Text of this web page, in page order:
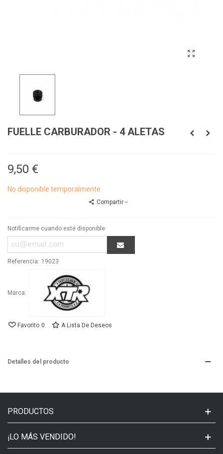
FUELLE CARBURADOR - 4 ALETAS
9,50 €
No disponible temporalmente
Compartir
Notificarme cuando esté disponible
Referencia: 19023
Marca:
Favorito 0 A Lista De Deseos
Detalles del producto
PRODUCTOS
¡LO MÁS VENDIDO!